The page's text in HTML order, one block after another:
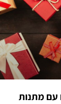
עם מתנות